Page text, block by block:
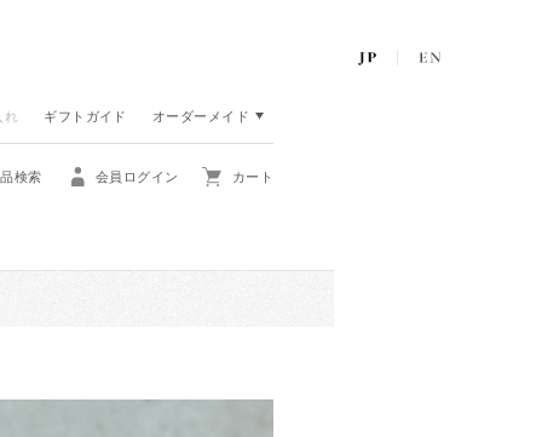
れ ギフトガイド オーダーメイド
検索 会員ログイン カート